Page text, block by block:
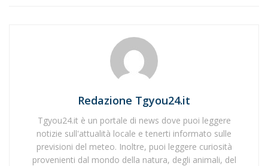
Redazione Tgyou24.it
Tgyou24.it è un portale di news dove puoi leggere
notizie sull'attualità locale e tenerti informato sulle
previsioni del meteo. Inoltre, puoi leggere curiosità
provenienti dal mondo della natura, degli animali, del